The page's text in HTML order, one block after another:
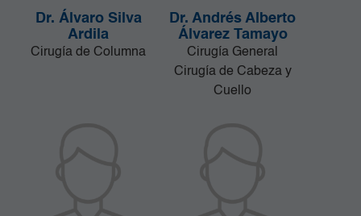
Dr. Álvaro Silva
Ardila
Cirugía de Columna
Dr. Andrés Alberto
Álvarez Tamayo
Cirugía General
Cirugía de Cabeza y
Cuello